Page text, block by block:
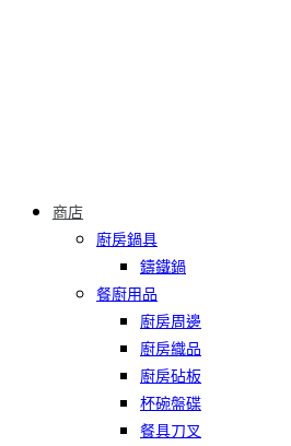
商店
廚房鍋具
鑄鐵鍋
餐廚用品
廚房周邊
廚房織品
廚房砧板
杯碗盤碟
餐具刀叉